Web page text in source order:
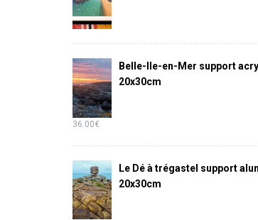
Belle-Ile-en-Mer support
20x30cm
36.00€
Le Dé à trégastel support
20x30cm